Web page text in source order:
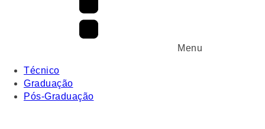
Menu
Técnico
Graduação
Pós-Graduação